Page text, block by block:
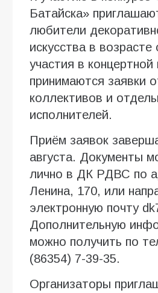
Батайска»
любители
искусства в
участия в концертной
принимаются заявки
коллективов и
исполнителей.
Приём заявок
августа. Документы
лично в ДК РДВС по
Ленина, 170, или
электронную почту
Дополнительную
можно получить по
(86354) 7-39-35.
Организаторы